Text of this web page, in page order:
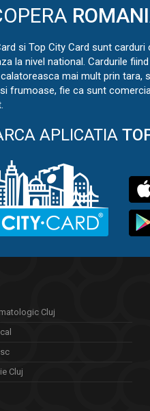
si Top City Card sunt
la nivel national. Cardurile
mai mult prin
frumoase, fie ca sunt
APLICATIA
Cluj
Cluj